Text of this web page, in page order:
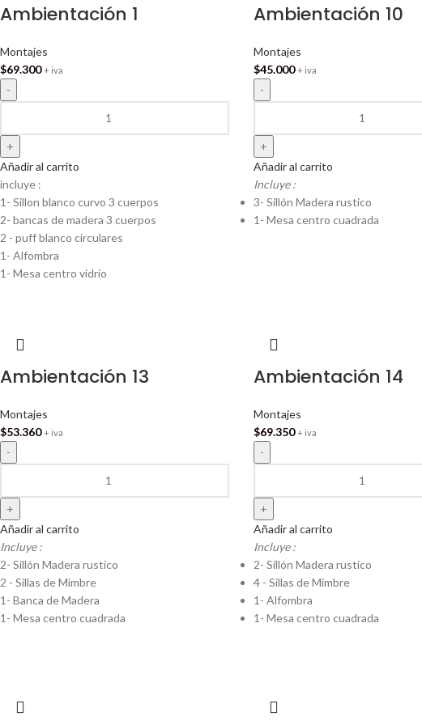
Ambientación 1
Montajes
$69.300 + iva
Añadir al carrito
incluye :
1- Sillon blanco curvo 3 cuerpos
2- bancas de madera 3 cuerpos
2 - puff blanco circulares
1- Alfombra
1- Mesa centro vidrio
Ambientación 10
Montajes
$45.000 + iva
Añadir al carrito
Incluye :
3- Sillón Madera rustico
1- Mesa centro cuadrada
Ambientación 13
Montajes
$53.360 + iva
Añadir al carrito
Incluye :
2- Sillón Madera rustico
2 - Sillas de Mimbre
1- Banca de Madera
1- Mesa centro cuadrada
Ambientación 14
Montajes
$69.350 + iva
Añadir al carrito
Incluye :
2- Sillón Madera rustico
4 - Sillas de Mimbre
1- Alfombra
1- Mesa centro cuadrada